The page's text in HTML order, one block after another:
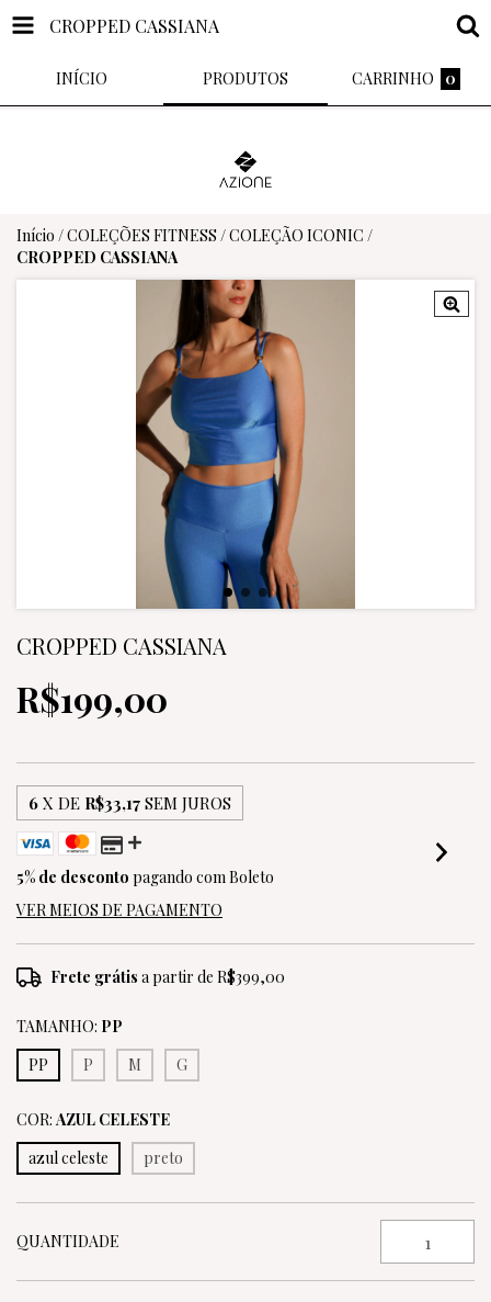
CROPPED CASSIANA
INÍCIO PRODUTOS CARRINHO 0
Início /COLEÇÕES FITNESS /COLEÇÃO ICONIC /
CROPPED CASSIANA
CROPPED CASSIANA
R$199,00
6 X DE R$33,17 SEM JUROS
5% de desconto pagando com Boleto
VER MEIOS DE PAGAMENTO
Frete grátis a partir deR$399,00
TAMANHO: PP
PP
P M G
COR: AZUL CELESTE
azul celeste
preto
QUANTIDADE